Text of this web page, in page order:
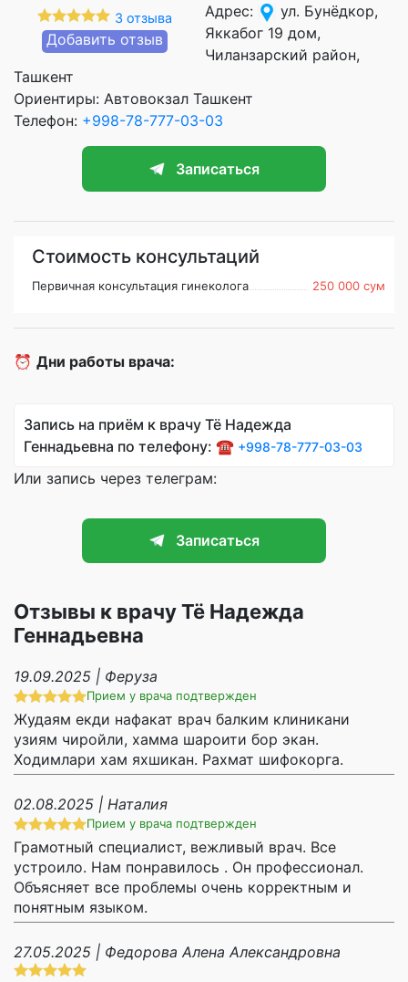
3 отзыва
Добавить отзыв
Адрес:
ул. Бунёдкор,
Яккабог 19 дом,
Чиланзарский район,
Ташкент
Ориентиры: Автовокзал Ташкент
Телефон: +998-78-777-03-03
Записаться
Стоимость консультаций
Первичная консультация гинеколога 250 000 сум
⏰ Дни работы врача:
Запись на приём к врачу Тё Надежда
Геннадьевна по телефону: ☎️ +998-78-777-03-03
Или запись через телеграм:
Записаться
Отзывы к врачу Тё Надежда
Геннадьевна
19.09.2025 | Феруза
Прием у врача подтвержден
Жудаям екди нафакат врач балким клиникани
узиям чиройли, хамма шароити бор экан.
Ходимлари хам яхшикан. Рахмат шифокорга.
02.08.2025 | Наталия
Прием у врача подтвержден
Грамотный специалист, вежливый врач. Все
устроило. Нам понравилось . Он профессионал.
Объясняет все проблемы очень корректным и
понятным языком.
27.05.2025 | Федорова Алена Александровна